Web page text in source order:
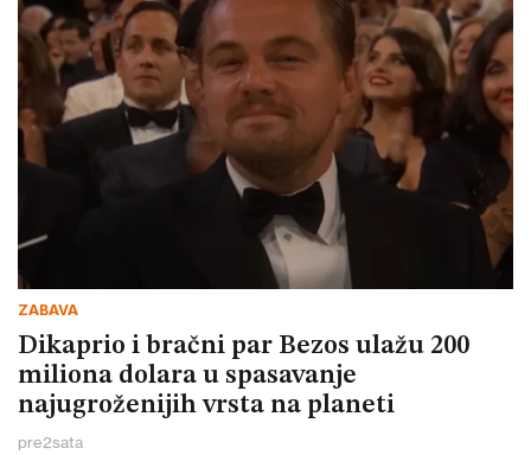
ZABAVA
Dikaprio i bračni par Bezos ulažu 200
miliona dolara u spasavanje
najugroženijih vrsta na planeti
pre2sata